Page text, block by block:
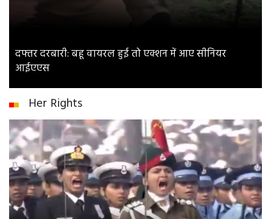
दफ्तर दरबारी: बहू वायरल हुई तो एक्शन में आए सीनियर
आईएएस
Her Rights